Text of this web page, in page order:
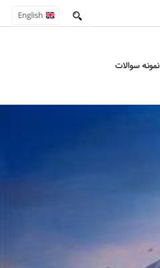
English
نمونه سوالات